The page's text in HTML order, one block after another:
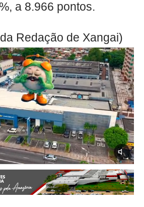
a 8.966 pontos.
Redação de Xangai)